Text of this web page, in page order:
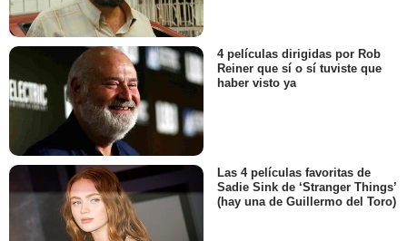
4 películas dirigidas por Rob
Reiner que sí o sí tuviste que
haber visto ya
Las 4 películas favoritas de
Sadie Sink de ‘Stranger Things’
(hay una de Guillermo del Toro)